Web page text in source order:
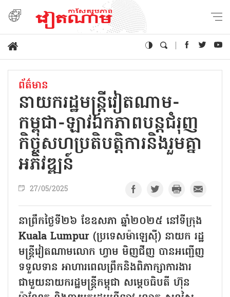
ព័ត៌មាន
នាយករដ្ឋមន្ត្រីវៀតណាម-
កម្ពុជា-ឡាវឯកភាពបន្តជំរុញ
កិច្ចសហប្រតិបត្តិការនិងរួមគ្នា
អភិវឌ្ឍន៍
27/05/2025
នាព្រឹកថ្ងៃទី២៦ ខែឧសភា ឆ្នាំ២០២៥ នៅទីក្រុង
Kuala Lumpur (ប្រទេសម៉ាឡេស៊ី) នាយក រដ្ឋ
មន្ត្រីវៀតណាមលោក ហ្វាម មិញជីញ បានអញ្ជើញ
ទទួលទាន អាហារពេលព្រឹកនិងពិភាក្សាការងារ
ជាមួយនាយករដ្ឋមន្រ្តីកម្ពុជា សម្តេចធិបតី ហ៊ុន